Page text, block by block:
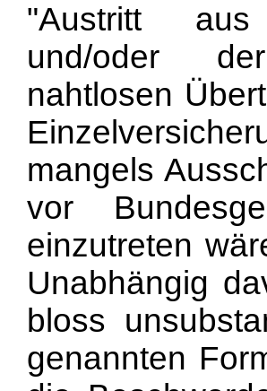
"Austritt aus
und/oder
nahtlosen
mangels
vor
einzutreten
Unabhängig
bloss
genannten